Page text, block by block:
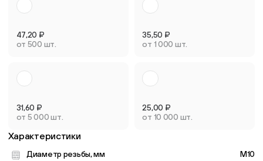
47,20 ₽
от 500 шт.
35,50 ₽
от 1 000 шт.
31,60 ₽
от 5 000 шт.
25,00 ₽
от 10 000 шт.
Характеристики
Диаметр резьбы, мм
M10